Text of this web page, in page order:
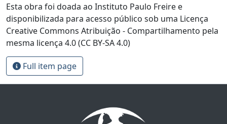
Esta obra foi doada ao Instituto Paulo Freire e
disponibilizada para acesso público sob uma Licença
Creative Commons Atribuição - Compartilhamento pela
mesma licença 4.0 (CC BY-SA 4.0)
Full item page